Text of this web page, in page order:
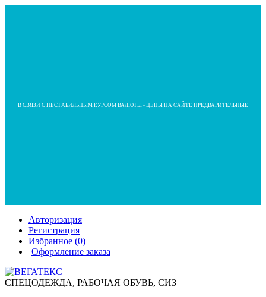
В СВЯЗИ С НЕСТАБИЛЬНЫМ КУРСОМ ВАЛЮТЫ - ЦЕНЫ НА САЙТЕ ПРЕДВАРИТЕЛЬНЫЕ
Авторизация
Регистрация
Избранное (0)
Оформление заказа
СПЕЦОДЕЖДА, РАБОЧАЯ ОБУВЬ, СИЗ